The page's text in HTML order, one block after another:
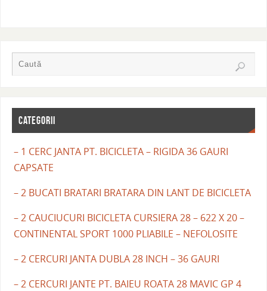
CATEGORII
– 1 CERC JANTA PT. BICICLETA – RIGIDA 36 GAURI
CAPSATE
– 2 BUCATI BRATARI BRATARA DIN LANT DE BICICLETA
– 2 CAUCIUCURI BICICLETA CURSIERA 28 – 622 X 20 –
CONTINENTAL SPORT 1000 PLIABILE – NEFOLOSITE
– 2 CERCURI JANTA DUBLA 28 INCH – 36 GAURI
– 2 CERCURI JANTE PT. BAIEU ROATA 28 MAVIC GP 4